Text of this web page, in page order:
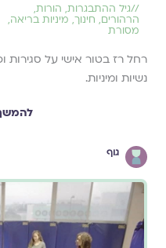
//גיל ההתבגרות, הורות,
הרהורים, חינוך, מיניות בריאה,
מסורת
רחל רז בטור אישי על סגירות
נשיות ומיניות.
גוף